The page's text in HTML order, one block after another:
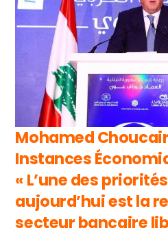
Mohamed
Instances
« L’une des
aujourd’hui est la
secteur bancaire